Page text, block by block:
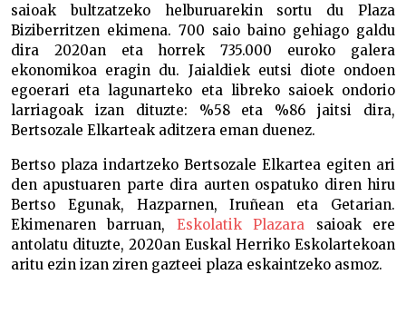
saioak bultzatzeko helburuarekin sortu du Plaza
Biziberritzen ekimena. 700 saio baino gehiago galdu
dira 2020an eta horrek 735.000 euroko galera
ekonomikoa eragin du. Jaialdiek eutsi diote ondoen
egoerari eta lagunarteko eta libreko saioek ondorio
larriagoak izan dituzte: %58 eta %86 jaitsi dira,
Bertsozale Elkarteak aditzera eman duenez.
Bertso plaza indartzeko Bertsozale Elkartea egiten ari
den apustuaren parte dira aurten ospatuko diren hiru
Bertso Egunak, Hazparnen, Iruñean eta Getarian.
Ekimenaren barruan, Eskolatik Plazara saioak ere
antolatu dituzte, 2020an Euskal Herriko Eskolartekoan
aritu ezin izan ziren gazteei plaza eskaintzeko asmoz.